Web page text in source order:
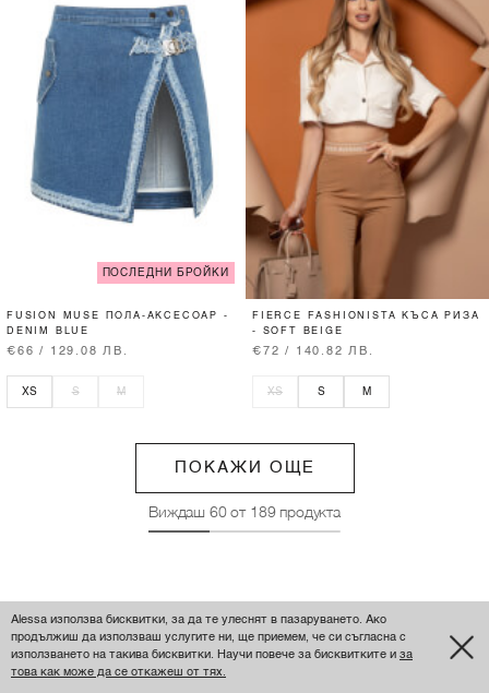
ПОСЛЕДНИ БРОЙКИ
FUSION MUSE ПОЛА-АКСЕСОАР -
DENIM BLUE
€66 / 129.08 ЛВ.
XS S M
FIERCE FASHIONISTA КЪСА РИЗА
- SOFT BEIGE
€72 / 140.82 ЛВ.
XS S M
ПОКАЖИ ОЩЕ
Виждаш 60от 189продукта
Alessa използва бисквитки, за да те улеснят в пазаруването. Ако
продължиш да използваш услугите ни, ще приемем, че си съгласна с
използването на такива бисквитки. Научи повече за бисквитките и за
това как може да се откажеш от тях.